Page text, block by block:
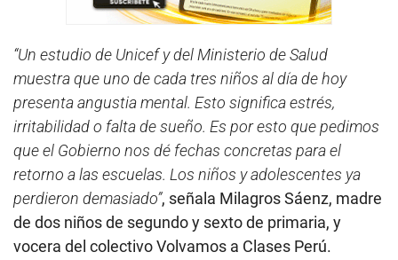
“Un estudio de Unicef y del Ministerio de Salud
muestra que uno de cada tres niños al día de hoy
presenta angustia mental. Esto significa estrés,
irritabilidad o falta de sueño. Es por esto que pedimos
que el Gobierno nos dé fechas concretas para el
retorno a las escuelas. Los niños y adolescentes ya
perdieron demasiado”, señala Milagros Sáenz, madre
de dos niños de segundo y sexto de primaria, y
vocera del colectivo Volvamos a Clases Perú.